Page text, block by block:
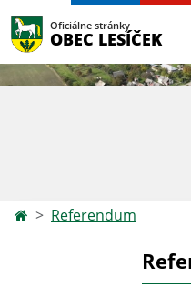
Oficiálne stránky
OBEC LESÍČEK
Referendum